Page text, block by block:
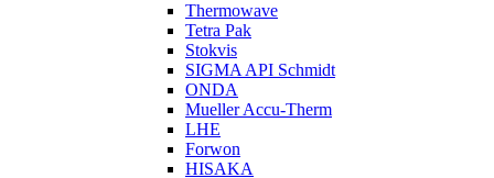
Thermowave
Tetra Pak
Stokvis
SIGMA API Schmidt
ONDA
Mueller Accu-Therm
LHE
Forwon
HISAKA